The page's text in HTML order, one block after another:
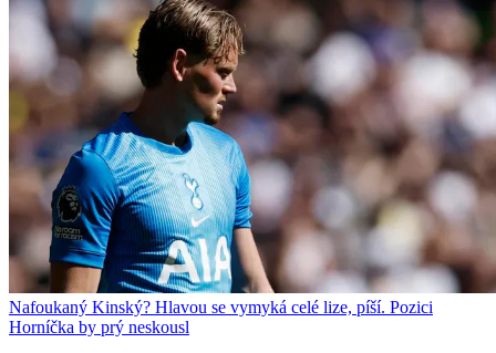
Nafoukaný Kinský? Hlavou se vymyká celé lize, píší. Pozici
Horníčka by prý neskousl